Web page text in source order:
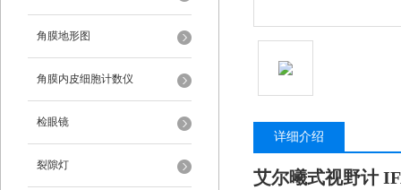
角膜地形图
角膜内皮细胞计数仪
检眼镜
裂隙灯
详细介绍
艾尔曦式视野计